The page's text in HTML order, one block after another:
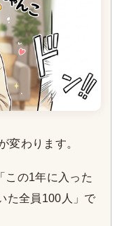
変わります。
この1年に入った
た全員100人」で